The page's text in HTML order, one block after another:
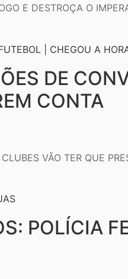
E DESTROÇA O
DE
CONTA
VÃO TER QUE
POLÍCIA